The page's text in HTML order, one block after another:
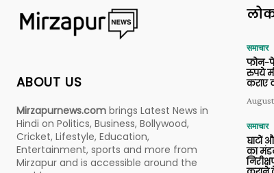
ABOUT US
Mirzapurnews.com brings Latest News in
Hindi on Politics, Business, Bollywood,
Cricket, Lifestyle, Education,
Entertainment, sports and more from
Mirzapur and is accessible around the
समाचार
फोन-
रुपये
कराए
समाचार
घाटों
का